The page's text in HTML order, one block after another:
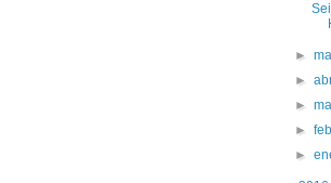
►
►
►
►
►